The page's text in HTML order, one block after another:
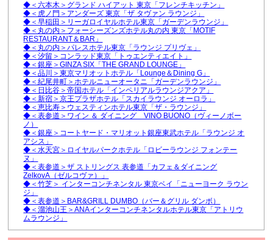
◆＜六本木＞グランド ハイアット 東京「フレンチキッチン」
◆＜虎ノ門＞アンダーズ 東京「ザ タヴァン ラウンジ」
◆＜早稲田＞リーガロイヤルホテル東京「ガーデンラウンジ」
◆＜丸の内＞フォーシーズンズホテル丸の内 東京「MOTIF
RESTAURANT＆BAR」
◆＜丸の内＞パレスホテル東京「ラウンジ プリヴェ」
◆＜汐留＞コンラッド東京「トゥエンティエイト」
◆＜銀座＞GINZA SIX「THE GRAND LOUNGE」
◆＜品川＞東京マリオットホテル「Lounge＆Dining G」
◆＜紀尾井町＞ホテルニューオータニ「ガーデンラウンジ」
◆＜日比谷＞帝国ホテル「インペリアルラウンジアクア」
◆＜新宿＞京王プラザホテル「スカイラウンジ オーロラ」
◆＜恵比寿＞ウェスティンホテル東京「ザ・ラウンジ」
◆＜表参道＞ワイン ＆ ダイニング VINO BUONO（ヴィーノボー
ノ）
◆＜銀座＞コートヤード・マリオット銀座東武ホテル「ラウンジ オ
アシス」
◆＜水天宮＞ロイヤルパークホテル「ロビーラウンジ フォンテー
ヌ」
◆＜表参道＞ザ ストリングス 表参道「カフェ＆ダイニング
ZelkovA（ゼルコヴァ）」
◆＜竹芝＞ インターコンチネンタル 東京ベイ「ニューヨーク ラウン
ジ」
◆＜表参道＞BAR&GRILL DUMBO（バー＆グリル ダンボ）
◆＜溜池山王＞ANAインターコンチネンタルホテル東京「アトリウ
ムラウンジ」